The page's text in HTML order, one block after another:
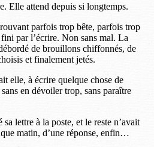
Elle attend depuis si longtemps.
parfois trop bête, parfois trop
par l’écrire. Non sans mal. La
de brouillons chiffonnés, de
et finalement jetés.
elle, à écrire quelque chose de
en dévoiler trop, sans paraître
lettre à la poste, et le reste n’avait
matin, d’une réponse, enfin…